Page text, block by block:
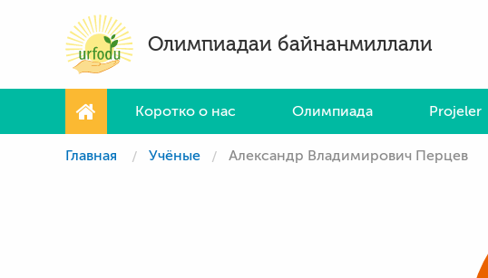
Олимпиадаи байнанмиллали
Коротко о нас Олимпиада Projeler
Главная Учёные Александр Владимирович Перцев